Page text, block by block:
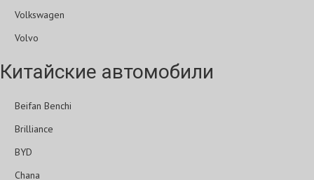
Volkswagen
Volvo
Китайские автомобили
Beifan Benchi
Brilliance
BYD
Chana